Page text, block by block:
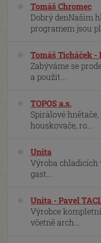
Tomáš Chromec
Dobrý denNašim
programem jsou
Tomáš Ticháček -
Zabýváme se
a použit...
TOPOS a.s.
Spirálové
houskovače, ro...
Unita
Výroba
gast...
Unita - Pavel
Výrobce
včetně arch...